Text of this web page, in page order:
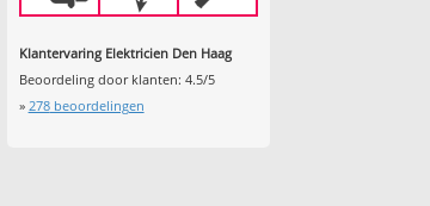
Klantervaring Elektricien Den Haag
Beoordeling door klanten: 4.5/5
» 278beoordelingen